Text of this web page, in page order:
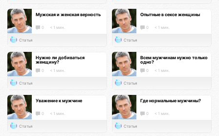
Мужская и женская верность
0 < 1 мин.
Статья
Опытные в сексе женщины
0 < 1 мин.
Статья
Нужно ли добиваться
женщину?
0 < 1 мин.
Статья
Всем мужчинам нужно только
одно?
0 < 1 мин.
Статья
Уважение к мужчине
0 < 1 мин.
Статья
Где нормальные мужчины?
0 < 1 мин.
Статья